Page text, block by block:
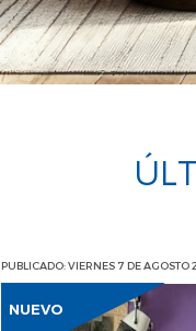
PUBLICADO: VIERNES 7 DE AGOSTO
NUEVO